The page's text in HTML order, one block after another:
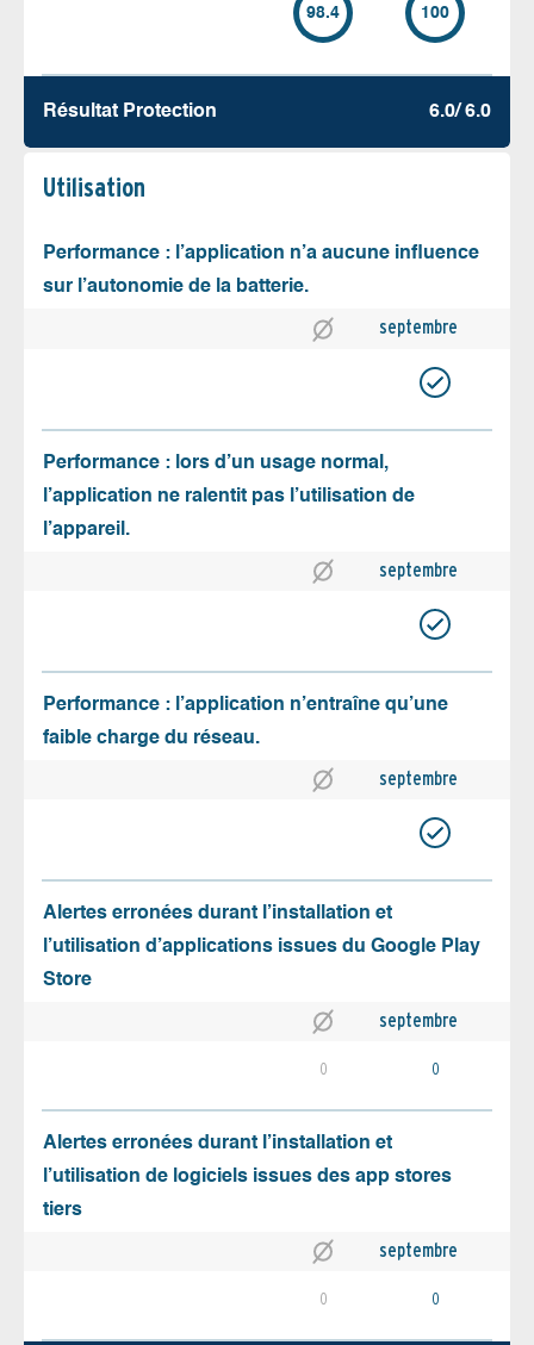
98.4 100
Résultat Protection 6.0/ 6.0
Utilisation
Performance : l’application n’a aucune influence
sur l’autonomie de la batterie.
septembre
Performance : lors d’un usage normal,
l’application ne ralentit pas l’utilisation de
l’appareil.
septembre
Performance : l’application n’entraîne qu’une
faible charge du réseau.
septembre
Alertes erronées durant l’installation et
l’utilisation d’applications issues du Google Play
Store
septembre
0 0
Alertes erronées durant l’installation et
l’utilisation de logiciels issues des app stores
tiers
septembre
0 0